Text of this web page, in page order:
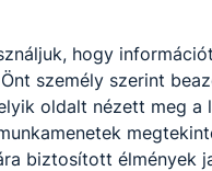
hogy
személy szerint
oldalt nézett meg
biztosított élmények